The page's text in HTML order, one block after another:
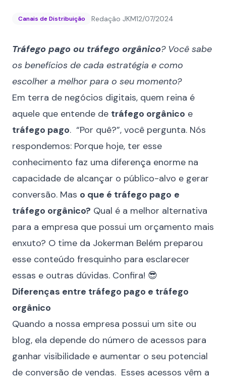
Canais de Distribuição Redação JKM12/07/2024
Tráfego pago ou tráfego orgânico? Você sabe
os benefícios de cada estratégia e como
escolher a melhor para o seu momento?
Em terra de negócios digitais, quem reina é
aquele que entende de tráfego orgânico e
tráfego pago. “Por quê?”, você pergunta. Nós
respondemos: Porque hoje, ter esse
conhecimento faz uma diferença enorme na
capacidade de alcançar o público-alvo e gerar
conversão. Mas o que é tráfego pago e
tráfego orgânico? Qual é a melhor alternativa
para a empresa que possui um orçamento mais
enxuto? O time da Jokerman Belém preparou
esse conteúdo fresquinho para esclarecer
essas e outras dúvidas. Confira! 😎
Diferenças entre tráfego pago e tráfego
orgânico
Quando a nossa empresa possui um site ou
blog, ela depende do número de acessos para
ganhar visibilidade e aumentar o seu potencial
de conversão de vendas. Esses acessos vêm a